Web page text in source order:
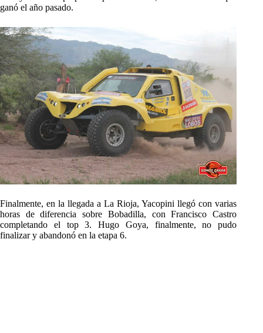
ganó el año pasado.
Finalmente, en la llegada a La Rioja, Yacopini llegó con varias
horas de diferencia sobre Bobadilla, con Francisco Castro
completando el top 3. Hugo Goya, finalmente, no pudo
finalizar y abandonó en la etapa 6.